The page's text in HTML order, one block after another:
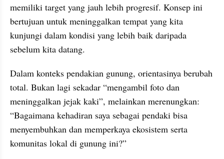
memiliki target yang jauh lebih progresif. Konsep ini
bertujuan untuk meninggalkan tempat yang kita
kunjungi dalam kondisi yang lebih baik daripada
sebelum kita datang.
Dalam konteks pendakian gunung, orientasinya berubah
total. Bukan lagi sekadar “mengambil foto dan
meninggalkan jejak kaki”, melainkan merenungkan:
“Bagaimana kehadiran saya sebagai pendaki bisa
menyembuhkan dan memperkaya ekosistem serta
komunitas lokal di gunung ini?”